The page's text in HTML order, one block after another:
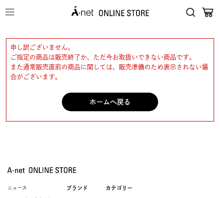
申し訳ございません。
ご指定の商品は販売終了か、ただ今お取扱いできない商品です。
また通常販売直前の商品に関しては、販売準備のため表示されない場
合がございます。
ホームへ戻る
ニュース ブランド カテゴリー